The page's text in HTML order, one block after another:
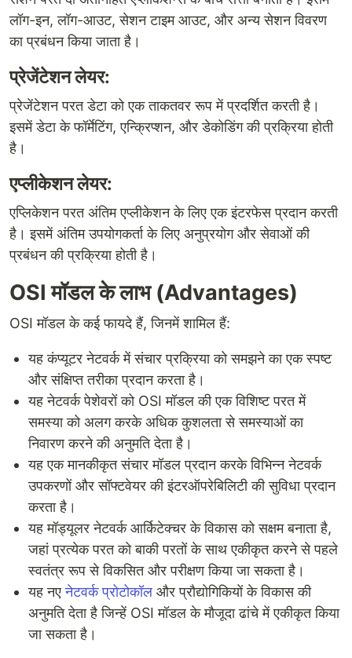
लॉग-इन, लॉग-आउट, सेशन टाइम आउट, और अन्य सेशन विवरण
का प्रबंधन किया जाता है।
प्रेजेंटेशन लेयर:
प्रेजेंटेशन परत डेटा को एक ताकतवर रूप में प्रदर्शित करती है।
इसमें डेटा के फॉर्मेटिंग, एन्क्रिप्शन, और डेकोडिंग की प्रक्रिया होती
है।
एप्लीकेशन लेयर:
एप्लिकेशन परत अंतिम एप्लीकेशन के लिए एक इंटरफेस प्रदान करती
है। इसमें अंतिम उपयोगकर्ता के लिए अनुप्रयोग और सेवाओं की
प्रबंधन की प्रक्रिया होती है।
OSI मॉडल के लाभ (Advantages)
OSI मॉडल के कई फायदे हैं, जिनमें शामिल हैं:
यह कंप्यूटर नेटवर्क में संचार प्रक्रिया को समझने का एक स्पष्ट
और संक्षिप्त तरीका प्रदान करता है।
यह नेटवर्क पेशेवरों को OSI मॉडल की एक विशिष्ट परत में
समस्या को अलग करके अधिक कुशलता से समस्याओं का
निवारण करने की अनुमति देता है।
यह एक मानकीकृत संचार मॉडल प्रदान करके विभिन्न नेटवर्क
उपकरणों और सॉफ्टवेयर की इंटरऑपरेबिलिटी की सुविधा प्रदान
करता है।
यह मॉड्यूलर नेटवर्क आर्किटेक्चर के विकास को सक्षम बनाता है,
जहां प्रत्येक परत को बाकी परतों के साथ एकीकृत करने से पहले
स्वतंत्र रूप से विकसित और परीक्षण किया जा सकता है।
यह नएनेटवर्क प्रोटोकॉल और प्रौद्योगिकियों के विकास की
अनुमति देता है जिन्हें OSI मॉडल के मौजूदा ढांचे में एकीकृत किया
जा सकता है।